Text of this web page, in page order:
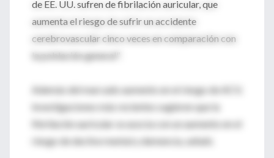
de EE. UU. sufren de fibrilación auricular, que
aumenta el riesgo de sufrir un accidente
cerebrovascular cinco veces en comparación con
la población general".
Además del marcado aumento en el riesgo de ACV,
investigaciones más recientes sugieren que la
fibrilación auricular se asocia con un aumento en el
riesgo de declive mental y demencia, señaló.